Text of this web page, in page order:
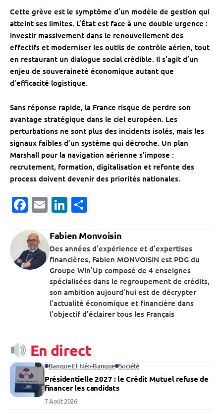
Cette grève est le symptôme d’un modèle de gestion qui
atteint ses limites. L’État est face à une double urgence :
investir massivement dans le renouvellement des
effectifs et moderniser les outils de contrôle aérien, tout
en restaurant un dialogue social crédible. Il s’agit d’un
enjeu de souveraineté économique autant que
d’efficacité logistique.
Sans réponse rapide, la France risque de perdre son
avantage stratégique dans le ciel européen. Les
perturbations ne sont plus des incidents isolés, mais les
signaux faibles d’un système qui décroche. Un plan
Marshall pour la navigation aérienne s’impose :
recrutement, formation, digitalisation et refonte des
process doivent devenir des priorités nationales.
Facebook
EmailLinkedIn
Fabien Monvoisin
Des années d’expérience et d’expertises
financières, Fabien MONVOISIN est PDG du
Groupe Win’Up composé de 4 enseignes
spécialisées dans le regroupement de crédits,
son ambition aujourd’hui est de décrypter
l’actualité économique et financière dans
l’objectif d’éclairer tous les Français
En direct
Banque Et Néo-Banque Société
Présidentielle 2027 : le Crédit Mutuel refuse de
financer les candidats
7 Août 2026